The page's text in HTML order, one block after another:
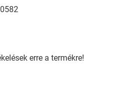
erre a termékre!